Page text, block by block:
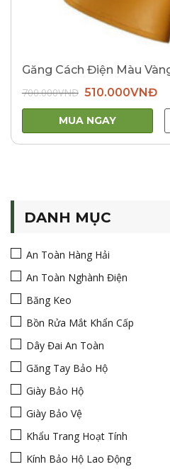
Găng Cách Điện Màu
700.000VNĐ Giá
gốc
là:
700.000VNĐ.
510.000VNĐGiá
tại
MUA NGAY
DANH MỤC
An Toàn Hàng Hải
An Toàn Nghành Điện
Băng Keo
Bồn Rửa Mắt Khẩn Cấp
Dây Đai An Toàn
Găng Tay Bảo Hộ
Giày Bảo Hộ
Giày Bảo Vệ
Khẩu Trang Hoạt Tính
Kính Bảo Hộ Lao Động